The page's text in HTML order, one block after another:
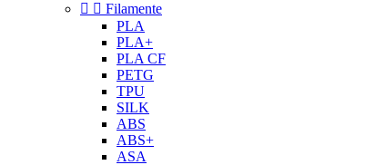
  Filamente
PLA
PLA+
PLA CF
PETG
TPU
SILK
ABS
ABS+
ASA